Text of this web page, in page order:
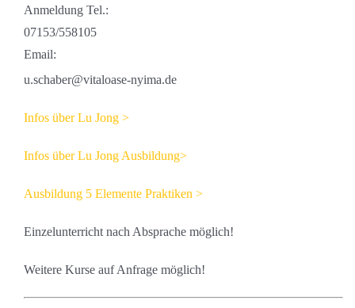
Anmeldung Tel.:
07153/558105
Email:
u.schaber@vitaloase-nyima.de
Infos über Lu Jong >
Infos über Lu Jong Ausbildung>
Ausbildung 5 Elemente Praktiken >
Einzelunterricht nach Absprache möglich!
Weitere Kurse auf Anfrage möglich!